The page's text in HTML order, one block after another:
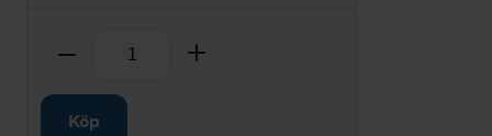
Ta bort
Köp